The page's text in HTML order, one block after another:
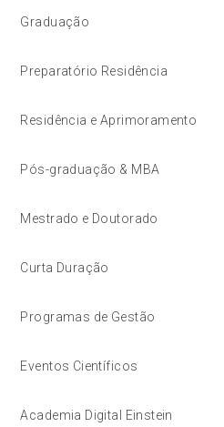
Graduação
Preparatório Residência
Residência e Aprimoramento
Pós-graduação & MBA
Mestrado e Doutorado
Curta Duração
Programas de Gestão
Eventos Científicos
Academia Digital Einstein